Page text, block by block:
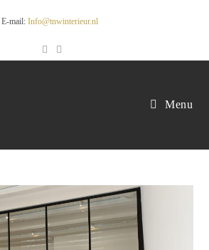
E-mail: Info@tnwinterieur.nl
Menu